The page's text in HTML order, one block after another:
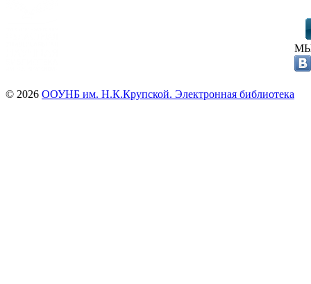
© 2026 ООУНБ им. Н.К.Крупской. Электронная библиотека